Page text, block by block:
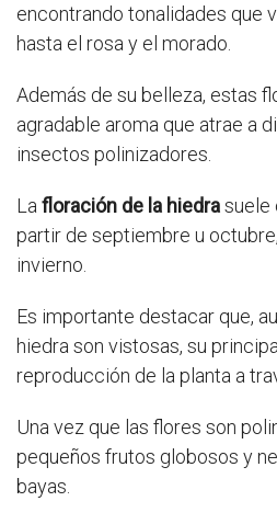
encontrando tonalidades que
hasta el rosa y el morado.
Además de su belleza, estas
agradable aroma que atrae a
insectos polinizadores.
La floración de la hiedrasuele
partir de septiembre u
invierno.
Es importante destacar que,
hiedra son vistosas, su
reproducción de la planta a
Una vez que las flores son
pequeños frutos globosos y
bayas.